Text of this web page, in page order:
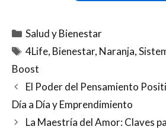
Categorías
Salud y Bienestar
Etiquetas
4Life, Bienestar, Naranja,
Boost
El Poder del Pensamiento
Día a Día y Emprendimiento
La Maestría del Amor: Claves